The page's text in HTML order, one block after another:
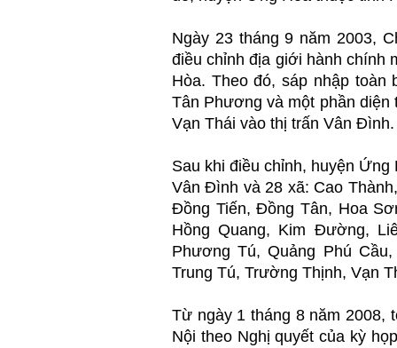
Ngày 23 tháng 9 năm 2003,
điều chỉnh địa giới hành chính
Hòa. Theo đó, sáp nhập
Tân Phương và một phần
Vạn Thái vào thị trấn Vân Đình.
Sau khi điều chỉnh, huyện
Vân Đình và 28 xã: Cao
Đồng Tiến, Đồng Tân, Hoa
Hồng Quang, Kim Đường,
Phương Tú, Quảng Phú
Trung Tú, Trường Thịnh, Vạn
Từ ngày 1 tháng 8 năm 2008,
Nội theo Nghị quyết của kỳ